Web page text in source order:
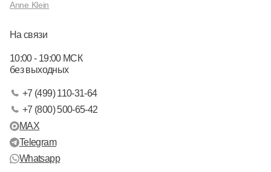
Anne Klein
На связи
10:00 - 19:00 МСК
без выходных
+7 (499) 110-31-64
+7 (800) 500-65-42
MAX
Telegram
Whatsapp